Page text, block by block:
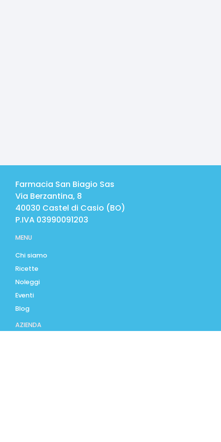
Farmacia San Biagio Sas
Via Berzantina, 8
40030 Castel di Casio (BO)
P.IVA 03990091203
MENU
Chi siamo
Ricette
Noleggi
Eventi
Blog
AZIENDA